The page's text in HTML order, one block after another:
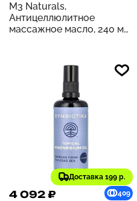
M3 Naturals,
Антицеллюлитное
массажное масло, 240 мл
Доставка 199 р.
4 092 ₽ 409